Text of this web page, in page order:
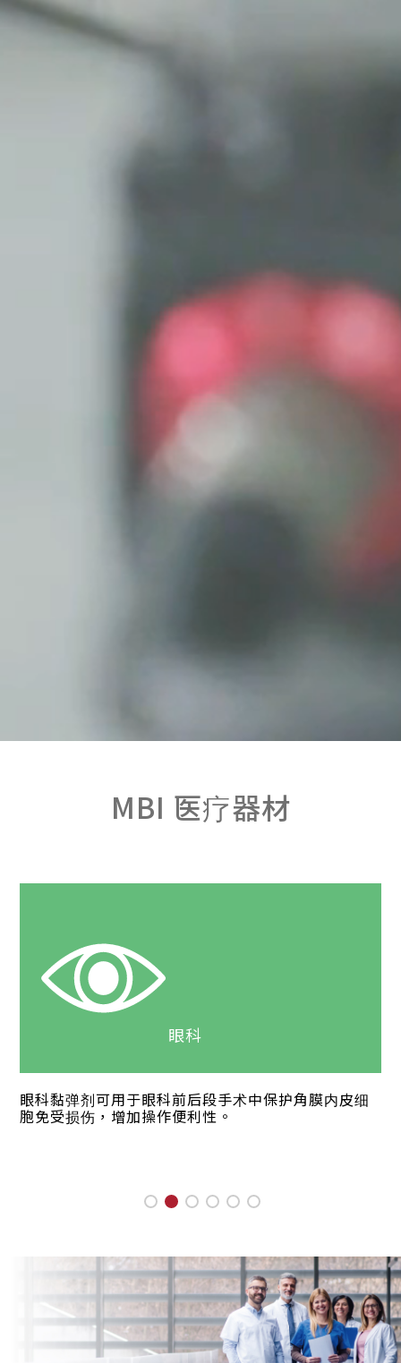
MBI 医疗器材
眼科
眼科黏弹剂可用于眼科前后段手术中保护角膜内皮细
胞免受损伤，增加操作便利性。